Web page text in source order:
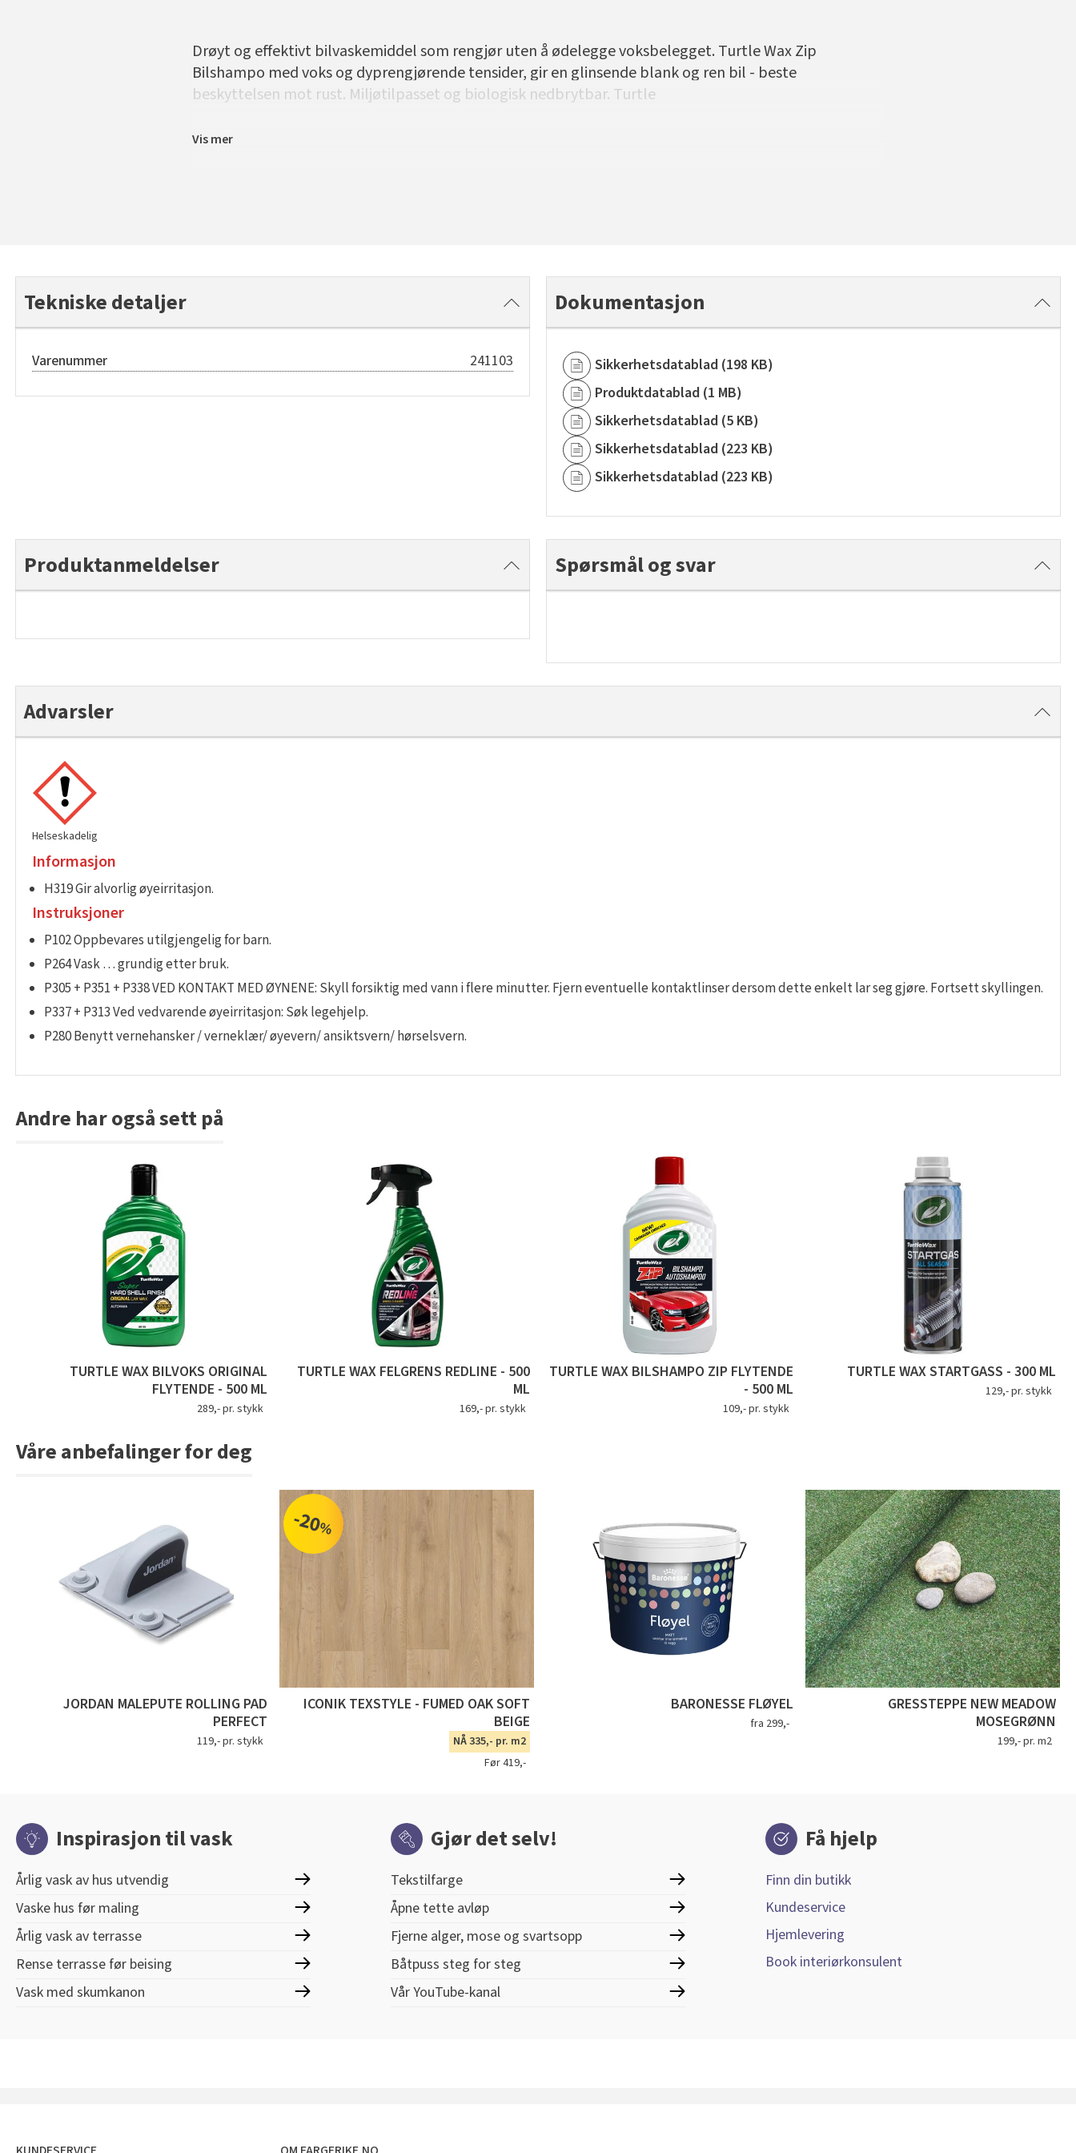
Drøyt og effektivt bilvaskemiddel som rengjør uten å ødelegge voksbelegget. Turtle Wax Zip
Bilshampo med voks og dyprengjørende tensider, gir en glinsende blank og ren bil - beste
beskyttelsen mot rust. Miljøtilpasset og biologisk nedbrytbar. Turtle
Vis mer
Tekniske detaljer
Varenummer 241103
Dokumentasjon
Sikkerhetsdatablad (198 KB)
Produktdatablad (1 MB)
Sikkerhetsdatablad (5 KB)
Sikkerhetsdatablad (223 KB)
Sikkerhetsdatablad (223 KB)
Produktanmeldelser Spørsmål og svar
Advarsler
Helseskadelig
Informasjon
H319 Gir alvorlig øyeirritasjon.
Instruksjoner
P102 Oppbevares utilgjengelig for barn.
P264 Vask … grundig etter bruk.
P305 + P351 + P338 VED KONTAKT MED ØYNENE: Skyll forsiktig med vann i flere minutter. Fjern eventuelle kontaktlinser dersom dette enkelt lar seg gjøre. Fortsett skyllingen.
P337 + P313 Ved vedvarende øyeirritasjon: Søk legehjelp.
P280 Benytt vernehansker / verneklær/ øyevern/ ansiktsvern/ hørselsvern.
Andre har også sett på
TURTLE WAX BILVOKS ORIGINAL
FLYTENDE - 500 ML
289,- pr. stykk
TURTLE WAX FELGRENS REDLINE - 500
ML
169,- pr. stykk
TURTLE WAX BILSHAMPO ZIP FLYTENDE
- 500 ML
109,- pr. stykk
TURTLE WAX STARTGASS - 300 ML
129,- pr. stykk
Våre anbefalinger for deg
JORDAN MALEPUTE ROLLING PAD
PERFECT
119,- pr. stykk
-20%
ICONIK TEXSTYLE - FUMED OAK SOFT
BEIGE
NÅ 335,- pr. m2
Før 419,-
BARONESSE FLØYEL
fra 299,-
GRESSTEPPE NEW MEADOW
MOSEGRØNN
199,- pr. m2
Inspirasjon til vask
Årlig vask av hus utvendig
Vaske hus før maling
Årlig vask av terrasse
Rense terrasse før beising
Vask med skumkanon
Gjør det selv!
Tekstilfarge
Åpne tette avløp
Fjerne alger, mose og svartsopp
Båtpuss steg for steg
Vår YouTube-kanal
Få hjelp
Finn din butikk
Kundeservice
Hjemlevering
Book interiørkonsulent